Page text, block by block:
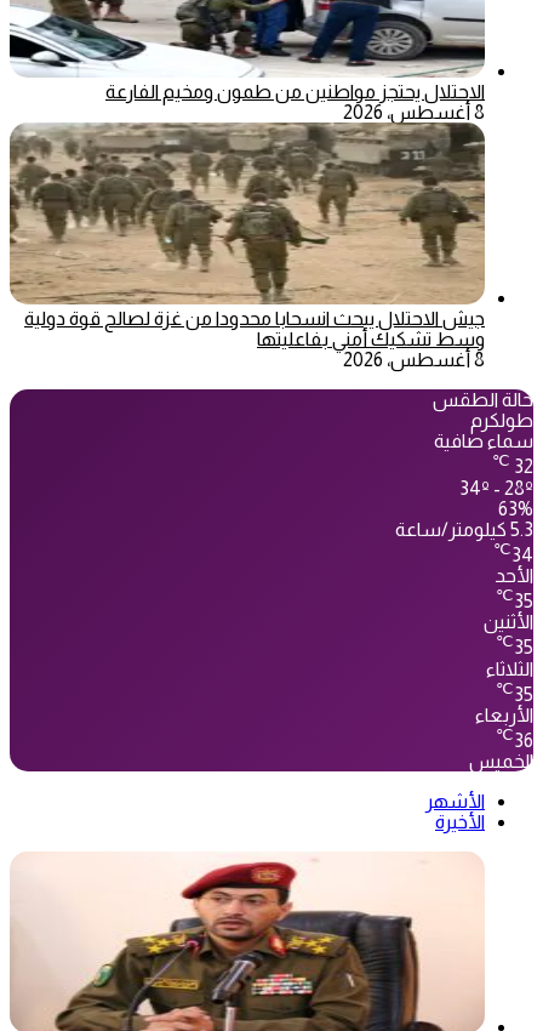
الاحتلال يحتجز مواطنين من طمون ومخيم الفارعة
8 أغسطس، 2026
جيش الاحتلال يبحث انسحابا محدودا من غزة لصالح قوة دولية
وسط تشكيك أمني بفاعليتها
8 أغسطس، 2026
حالة الطقس
طولكرم
سماء صافية
32
℃
34º - 28º
63%
5.3 كيلومتر/ساعة
34
℃
الأحد
35
℃
الأثنين
35
℃
الثلاثاء
35
℃
الأربعاء
36
℃
الخميس
الأشهر
الأخيرة